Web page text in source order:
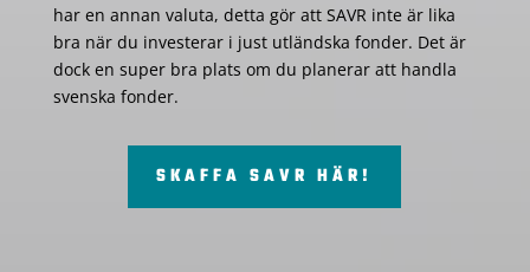
har en annan valuta, detta gör att SAVR inte är lika
bra när du investerar i just utländska fonder. Det är
dock en super bra plats om du planerar att handla
svenska fonder.
SKAFFA SAVR HÄR!